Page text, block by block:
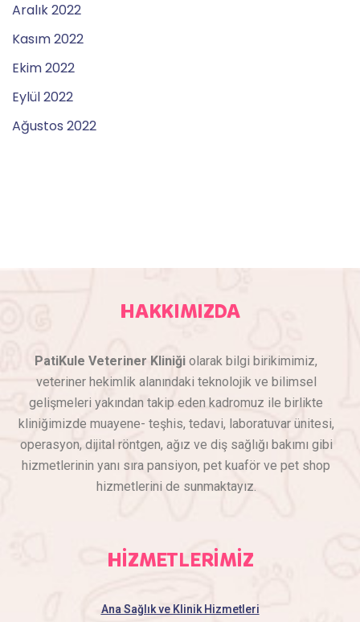
Aralık 2022
Kasım 2022
Ekim 2022
Eylül 2022
Ağustos 2022
HAKKIMIZDA
PatiKule Veteriner Kliniği olarak bilgi birikimimiz,
veteriner hekimlik alanındaki teknolojik ve bilimsel
gelişmeleri yakından takip eden kadromuz ile birlikte
kliniğimizde muayene- teşhis, tedavi, laboratuvar ünitesi,
operasyon, dijital röntgen, ağız ve diş sağlığı bakımı gibi
hizmetlerinin yanı sıra pansiyon, pet kuaför ve pet shop
hizmetlerini de sunmaktayız.
HİZMETLERİMİZ
Ana Sağlık ve Klinik Hizmetleri